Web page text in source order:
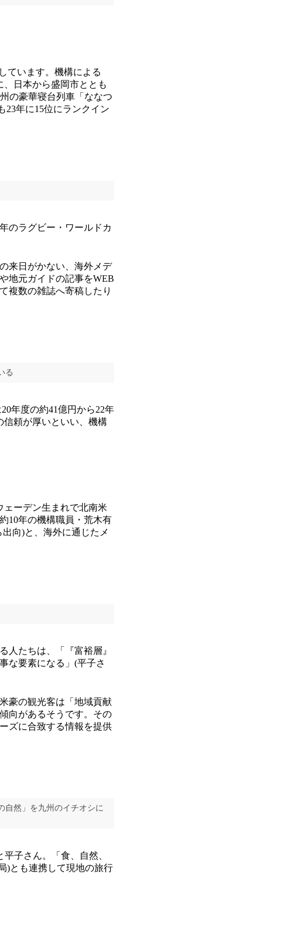
ています。機構による
、日本から盛岡市ととも
の豪華寝台列車「ななつ
23年に15位にランクイン
のラグビー・ワールドカ
来日がかない、海外メデ
地元ガイドの記事をWEB
複数の雑誌へ寄稿したり
る
年度の約41億円から22年
信頼が厚いといい、機構
ーデン生まれで北南米
10年の機構職員・荒木有
向)と、海外に通じたメ
たちは、「『富裕層』
な要素になる」(平子さ
豪の観光客は「地域貢献
向があるそうです。その
ズに合致する情報を提供
自然」を九州のイチオシに
子さん。「食、自然、
)とも連携して現地の旅行